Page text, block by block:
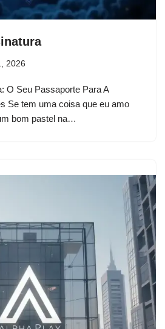
2026
O Seu Passaporte Para A
Se tem uma coisa que eu amo
bom pastel na…